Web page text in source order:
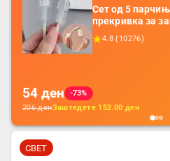
Сет од 5
прекривка за
додатоци за
батерија, за
4.8 ( 10276)
54 ден
-73%
206денЗаштедете 152.00 ден
СВЕТ